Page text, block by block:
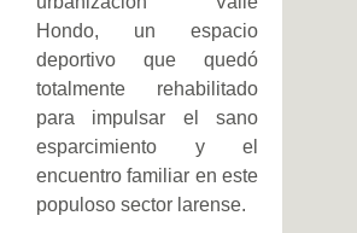
Hondo, un espacio
deportivo que quedó
totalmente rehabilitado
para impulsar el sano
esparcimiento y el
encuentro familiar en este
populoso sector larense.